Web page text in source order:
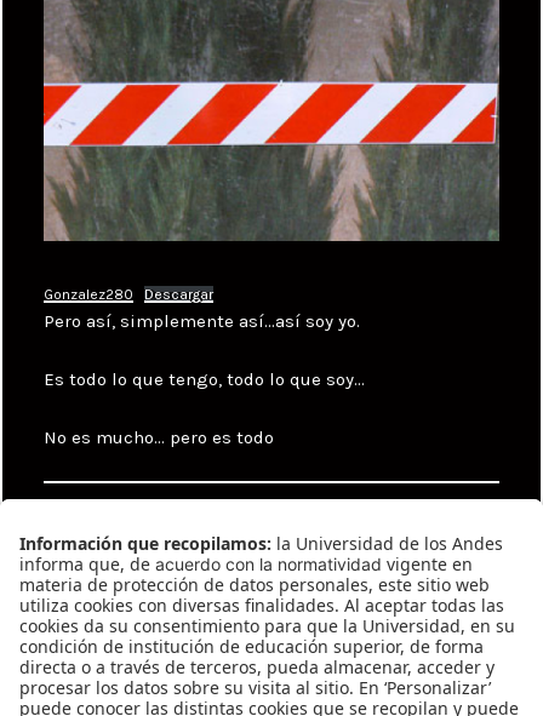
Gonzalez280 Descargar
Pero así, simplemente así…así soy yo.
Es todo lo que tengo, todo lo que soy…
No es mucho… pero es todo
Tags
Lina Rojas,Natalia Abril Alvarez,Nicolás
Gómez,Sindy Elizabeth Herrera Bernal
Navegación
Previous